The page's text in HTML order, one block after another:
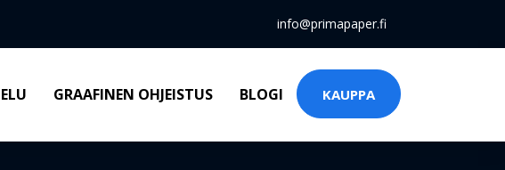
info@primapaper.fi
GRAAFINEN OHJEISTUS BLOGI KAUPPA